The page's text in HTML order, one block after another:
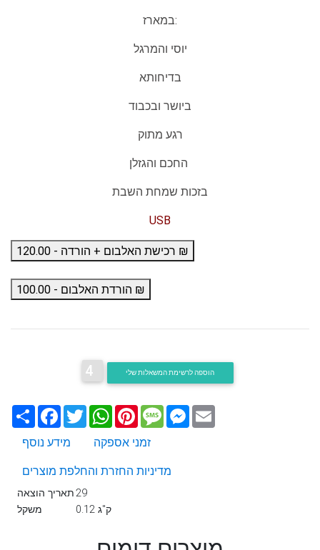
במארז:
יוסי והמרגל
בדיחותא
ביושר ובכבוד
רגע מתוק
בזכות שמחת השבת
USB
רכישת האלבום + הורדה - 120.00 ₪
הורדת האלבום - 100.00 ₪
4 הוספה לרשימת המשאלות שלי
שתף Facebook
TwitterWhatsApp
PinterestMessageMessenger
מידע נוסף
זמני אספקה
מדיניות החזרת והחלפת מוצרים
תאריך הוצאה29
משקל
0.12 ק"ג